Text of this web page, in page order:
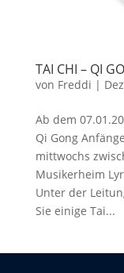
TAI CHI – QI
von Freddi |
Ab dem
Qi Gong
mittwochs
Musikerheim
Unter der
Sie einige Tai...